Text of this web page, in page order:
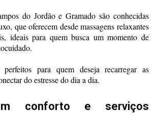
do Jordão e Gramado são conhecidas
que oferecem desde massagens relaxantes
ideais para quem busca um momento de
para quem deseja recarregar as
do estresse do dia a dia.
conforto e serviços